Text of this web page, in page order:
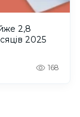
2,8
2025
168